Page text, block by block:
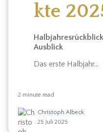
kte
Ausblick
Das erste Halbjahr...
2 minute read
Christoph Albeck
25 Juli 2025